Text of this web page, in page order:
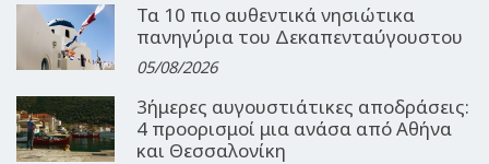
Τα 10 πιο αυθεντικά νησιώτικα
πανηγύρια του Δεκαπενταύγουστου
05/08/2026
3ήμερες αυγουστιάτικες αποδράσεις:
4 προορισμοί μια ανάσα από Αθήνα
και Θεσσαλονίκη